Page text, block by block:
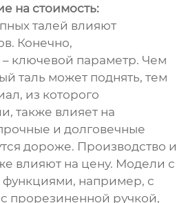
на стоимость:
талей влияют
Конечно,
– ключевой параметр. Чем
таль может поднять, тем
из которого
также влияет на
и долговечные
дороже. Производство и
влияют на цену. Модели с
например, с
прорезиненной ручкой,